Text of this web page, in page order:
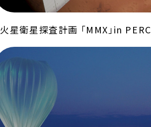
火星衛星探査計画 「MMX」in PERC